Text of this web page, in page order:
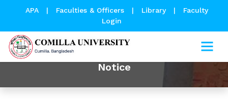
APA | Faculties & Officers | Library |
Faculty
Login
Notice